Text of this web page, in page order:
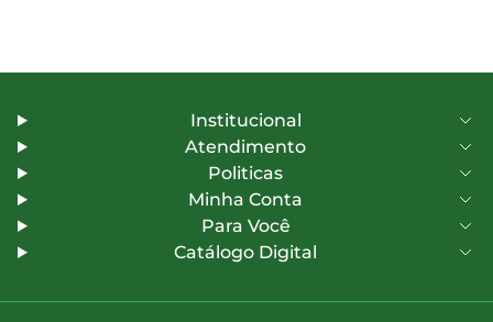
Institucional
Atendimento
Politicas
Minha Conta
Para Você
Catálogo Digital